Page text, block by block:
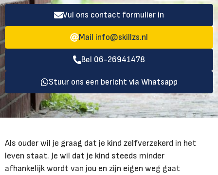
Vul ons contact formulier in
Mail info@skillzs.nl
Bel 06-26941478
Stuur ons een bericht via Whatsapp
Als ouder wil je graag dat je kind zelfverzekerd in het
leven staat. Je wil dat je kind steeds minder
afhankelijk wordt van jou en zijn eigen weg gaat